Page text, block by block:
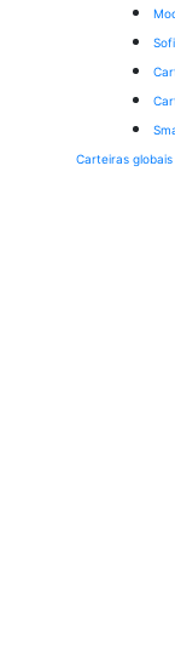
Carteiras globais